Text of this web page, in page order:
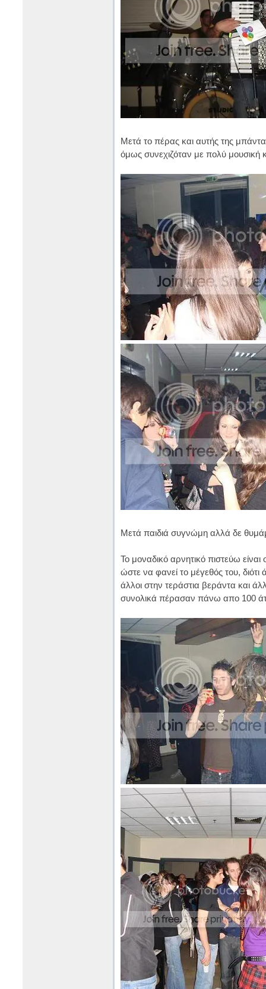
Μετά το πέρας και αυτής της
όμως συνεχιζόταν με πολύ μουσική
Μετά παιδιά συγνώμη αλλά δε
Το μοναδικό αρνητικό πιστεύω
ώστε να φανεί το μέγεθός του,
άλλοι στην τεράστια βεράντα και
συνολικά πέρασαν πάνω απο 100